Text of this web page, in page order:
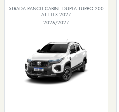
STRADA RANCH CABINE DUPLA TURBO 200
AT FLEX 2027
2026/2027